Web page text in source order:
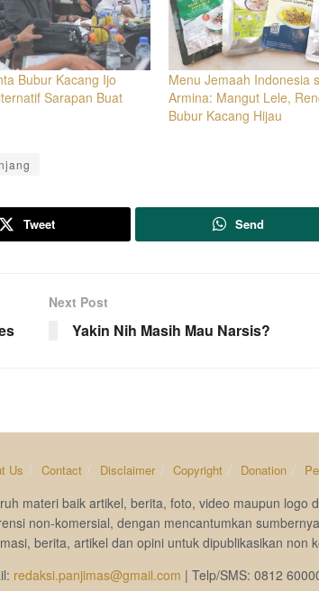
Bubur Kacang Ijo
Sarapan Buat
Menu Jemaah Indonesia
Armina: Mangut Lele,
Bubur Kacang Hijau
Tweet Send
Next Post
Yakin Nih Masih Mau Narsis?
Us Contact Disclaimer Copyright Donation
materi baik artikel, berita, foto, video maupun logo
non-komersial, dengan mencantumkan
berita, artikel dan opini untuk dipublikasikan non
redaksi.panjimas@gmail.com | Telp/SMS: 0812